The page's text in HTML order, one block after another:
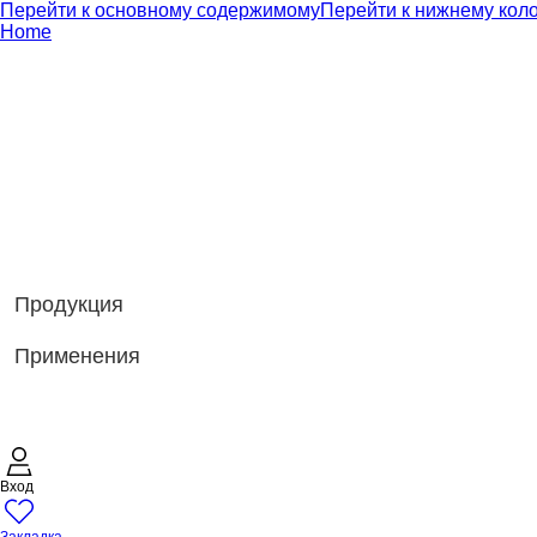
Перейти к основному содержимомуПерейти к нижнему
Home
Продукция
Применения
Вход